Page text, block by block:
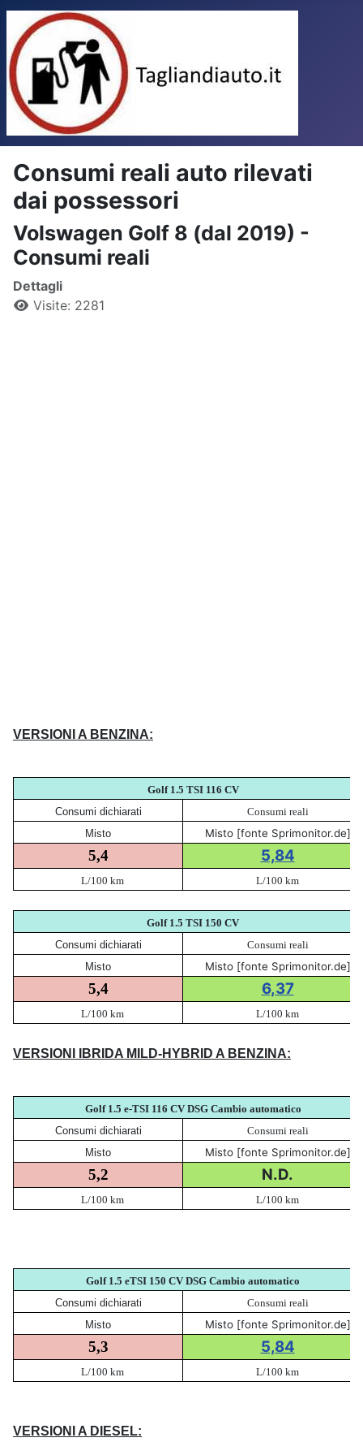
Consumi reali auto rilevati
dai possessori
Volswagen Golf 8 (dal 2019) -
Consumi reali
Dettagli
Visite: 2281
VERSIONI A BENZINA:
Golf 1.5 TSI 116 CV
Consumi dichiarati
Consumi reali
Misto
Misto [fonte Sprimonitor.de]
5,4 5,84
L/100 km L/100 km
Golf 1.5 TSI 150 CV
Consumi dichiarati
Consumi reali
Misto
Misto [fonte Sprimonitor.de]
5,4 6,37
L/100 km L/100 km
VERSIONI IBRIDA MILD-HYBRID A BENZINA:
Golf 1.5 e-TSI 116 CV DSG Cambio automatico
Consumi dichiarati
Consumi reali
Misto
Misto [fonte Sprimonitor.de]
5,2 N.D.
L/100 km L/100 km
Golf 1.5 eTSI 150 CV DSG Cambio automatico
Consumi dichiarati
Consumi reali
Misto
Misto [fonte Sprimonitor.de]
5,3 5,84
L/100 km L/100 km
VERSIONI A DIESEL: